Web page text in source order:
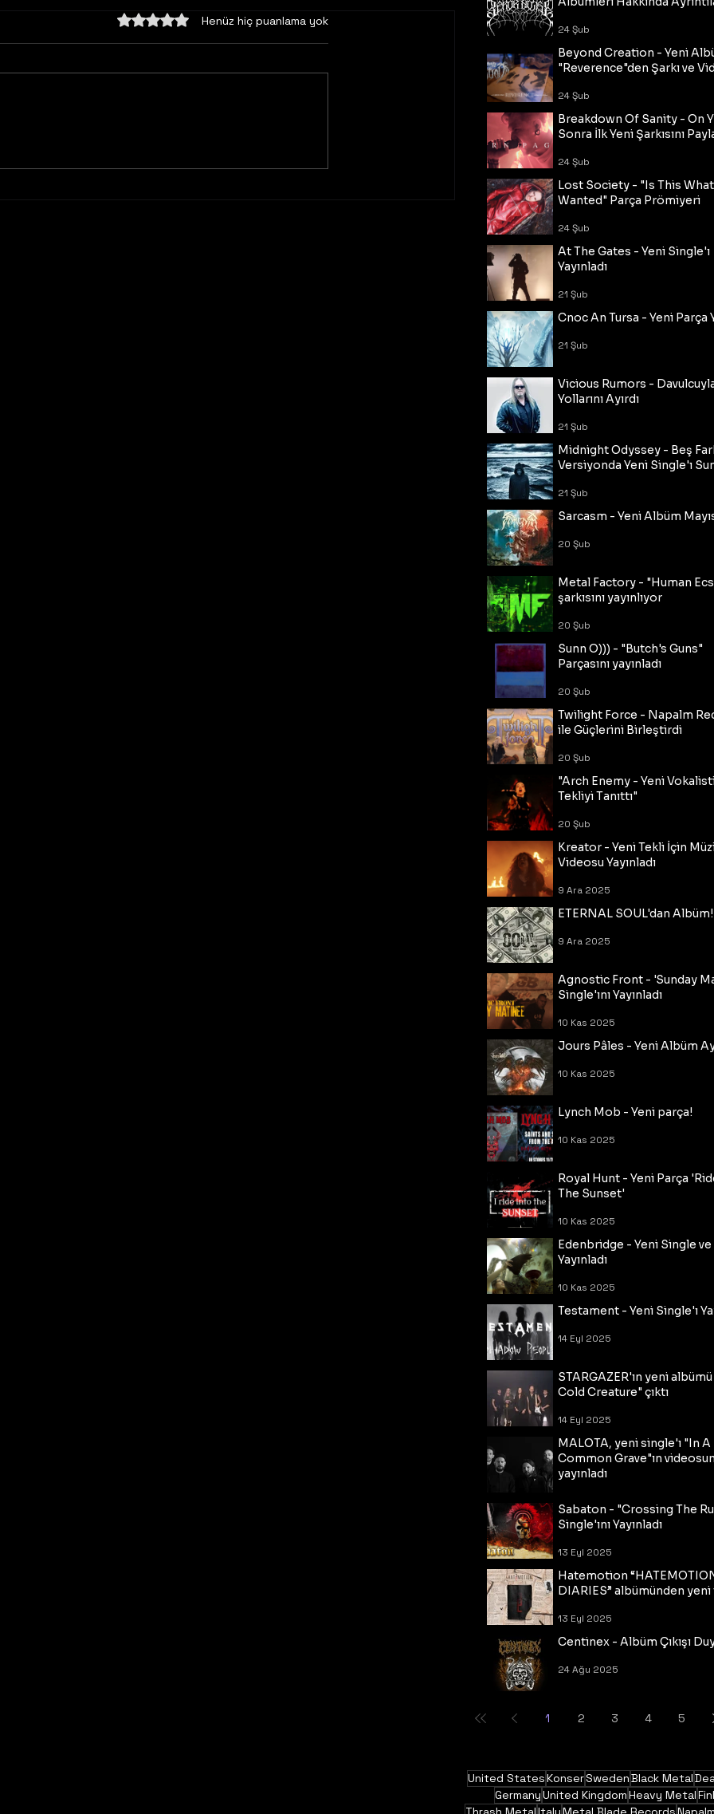
5 üzerinden 0 yıldızHenüz hiç puanlama yok
24 Şub
Beyond Creation - Yeni
"Reverence"den Şarkı ve
24 Şub
Breakdown Of Sanity - On
Sonra İlk Yeni Şarkısını
24 Şub
Lost Society - "Is This
Wanted" Parça Prömiyeri
24 Şub
At The Gates - Yeni Single'ı
Yayınladı
21 Şub
Cnoc An Tursa - Yeni Parça
21 Şub
Vicious Rumors -
Yollarını Ayırdı
21 Şub
Midnight Odyssey - Beş
Versiyonda Yeni Single'ı
21 Şub
Sarcasm - Yeni Albüm
20 Şub
Metal Factory - "Human
şarkısını yayınlıyor
20 Şub
Sunn O))) - "Butch's Guns"
Parçasını yayınladı
20 Şub
Twilight Force - Napalm
ile Güçlerini Birleştirdi
20 Şub
"Arch Enemy - Yeni
Tekliyi Tanıttı"
20 Şub
Kreator - Yeni Tekli İçin
Videosu Yayınladı
9 Ara 2025
ETERNAL SOUL'dan Albüm!
9 Ara 2025
Agnostic Front - 'Sunday
Single'ını Yayınladı
10 Kas 2025
Jours Pâles - Yeni Albüm
10 Kas 2025
Lynch Mob - Yeni parça!
10 Kas 2025
Royal Hunt - Yeni Parça
The Sunset'
10 Kas 2025
Edenbridge - Yeni Single
Yayınladı
10 Kas 2025
Testament - Yeni Single'ı
14 Eyl 2025
STARGAZER'ın yeni
Cold Creature" çıktı
14 Eyl 2025
MALOTA, yeni single'ı "In A
Common Grave"ın
yayınladı
Sabaton - "Crossing The
Single'ını Yayınladı
13 Eyl 2025
Hatemotion
DIARIES” albümünden
13 Eyl 2025
Centinex - Albüm Çıkışı
24 Ağu 2025
1 2 3 4 5
United StatesKonserSwedenBlack Metal
GermanyUnited KingdomHeavy Metal